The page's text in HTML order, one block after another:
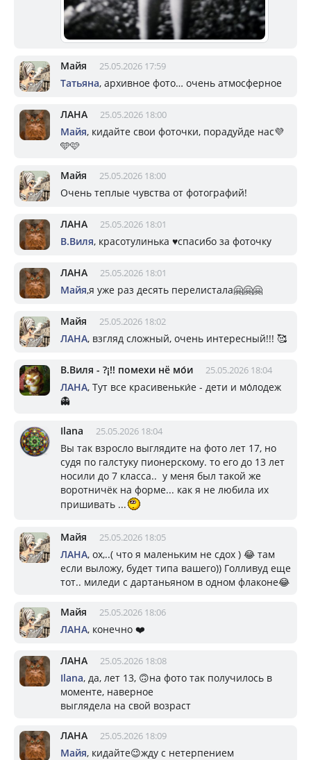
Майя 25.05.2026 17:59
Татьяна, архивное фото… очень атмосферное
ЛАНА 25.05.2026 18:00
Майя, кидайте свои фоточки, порадуйде нас💜
🩵🩷
Майя 25.05.2026 18:00
Очень теплые чувства от фотографий!
ЛАНА 25.05.2026 18:01
В.Виля, красотулинька ♥️спасибо за фоточку
ЛАНА 25.05.2026 18:01
Майя,я уже раз десять перелистала🤗🤗🤗
Майя 25.05.2026 18:02
ЛАНА, взгляд сложный, очень интересный!!! 🥰
В.Виля - ?¡!! помехи нё мо́и 25.05.2026 18:04
ЛАНА, Тут все красивеньки́е - дети и мо́лодеж
👻
Ilana 25.05.2026 18:04
Вы так взросло выглядите на фото лет 17, но
судя по галстуку пионерскому. то его до 13 лет
носили до 7 класса.. у меня был такой же
воротничёк на форме... как я не любила их
пришивать ...
Майя 25.05.2026 18:05
ЛАНА, ох,..( что я маленьким не сдох ) 😂 там
если выложу, будет типа вашего)) Голливуд еще
тот.. миледи с дартаньяном в одном флаконе😂
Майя 25.05.2026 18:06
ЛАНА, конечно ❤️
ЛАНА 25.05.2026 18:08
Ilana, да, лет 13, 🙃на фото так получилось в
моменте, наверное
выглядела на свой возраст
ЛАНА 25.05.2026 18:09
Майя, кидайте😉жду с нетерпением